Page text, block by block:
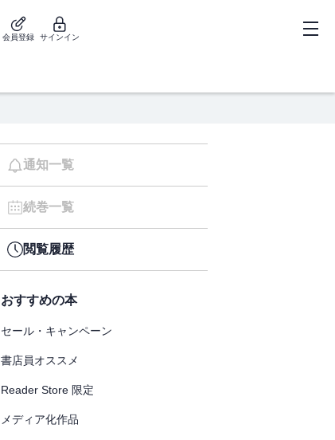
会員登録 サインイン
通知一覧
続巻一覧
閲覧履歴
おすすめの本
セール・キャンペーン
書店員オススメ
Reader Store 限定
メディア化作品